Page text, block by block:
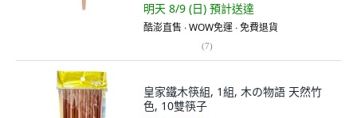
明天 8/9 (日) 預計送達
酷澎直售 ∙ WOW免運 ∙ 免費退貨
(7)
皇家鐵木筷組, 1組, 木の物語 天然竹
色, 10雙筷子